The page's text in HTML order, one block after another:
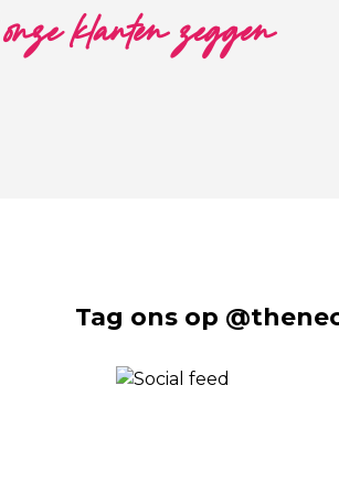
klanten zeggen
Tag ons op